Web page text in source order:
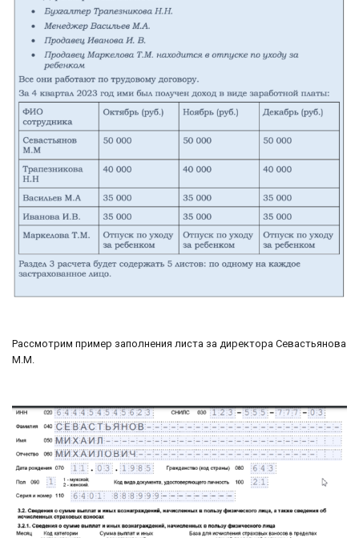
Рассмотрим пример заполнения листа за директора Севастьянова
М.М.